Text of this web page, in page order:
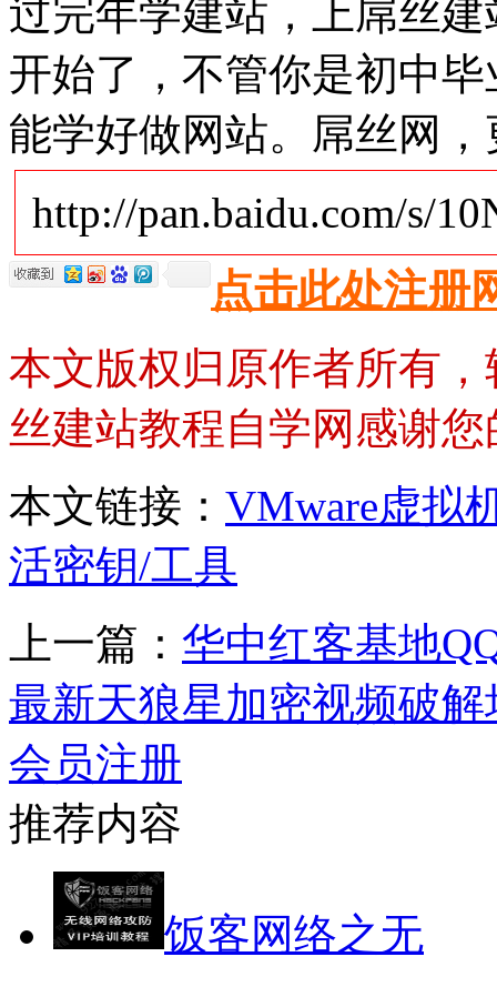
过完年学建站，上屌丝
开始了，不管你是初中
能学好做网站。屌丝网
http://pan.baidu.com/s/
点击此处注册
本文版权归原作者所有
丝建站教程自学网感谢
本文链接： VMware虚拟
活密钥/工具
上一篇： 华中红客基地
最新天狼星加密视频破
会员注册
推荐内容
饭客网络之无